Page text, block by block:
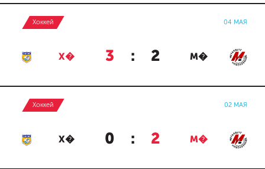
Хоккей 04 МАЯ
Х� 3 : 2 М�
Хоккей 02 МАЯ
Х� 0 : 2 М�